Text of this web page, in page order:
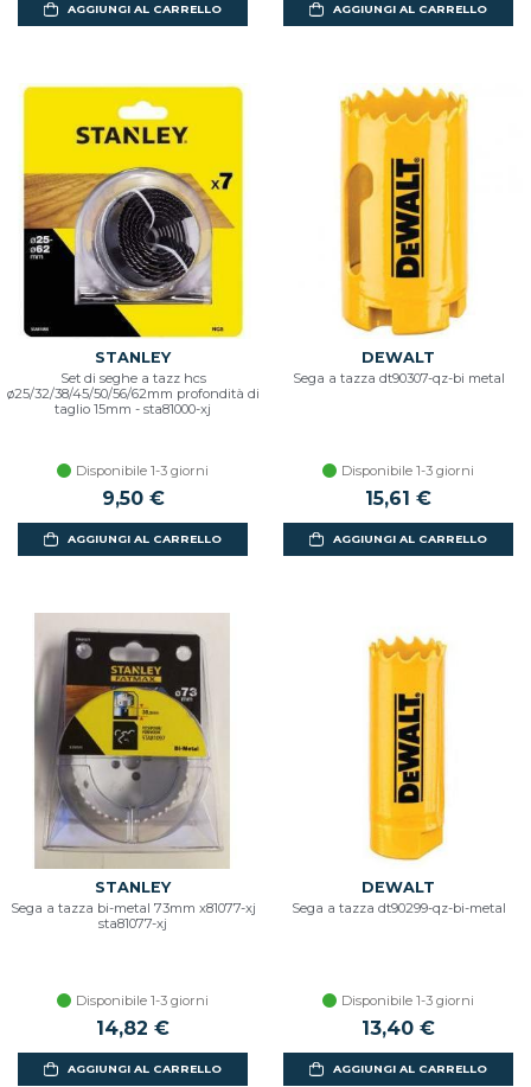
AGGIUNGI AL CARRELLO AGGIUNGI AL CARRELLO
STANLEY
Set di seghe a tazz hcs
ø25/32/38/45/50/56/62mm profondità di
taglio 15mm - sta81000-xj
Disponibile 1-3 giorni
9,50 €
AGGIUNGI AL CARRELLO
DEWALT
Sega a tazza dt90307-qz-bi metal
Disponibile 1-3 giorni
15,61 €
AGGIUNGI AL CARRELLO
STANLEY
Sega a tazza bi-metal 73mm x81077-xj
sta81077-xj
Disponibile 1-3 giorni
14,82 €
AGGIUNGI AL CARRELLO
DEWALT
Sega a tazza dt90299-qz-bi-metal
Disponibile 1-3 giorni
13,40 €
AGGIUNGI AL CARRELLO